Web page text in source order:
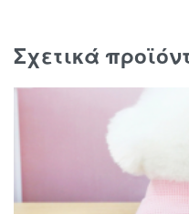
Σχετικά